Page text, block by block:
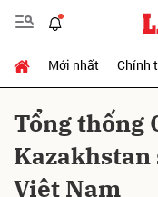
Mới nhất Chính
Tổng thống
Việt Nam
Gửi bình luận